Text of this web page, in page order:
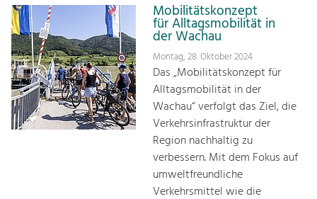
Mobilitätskonzept
für Alltagsmobilität in
der Wachau
Montag, 28. Oktober 2024
Das „Mobilitätskonzept für
Alltagsmobilität in der
Wachau“ verfolgt das Ziel, die
Verkehrsinfrastruktur der
Region nachhaltig zu
verbessern. Mit dem Fokus auf
umweltfreundliche
Verkehrsmittel wie die